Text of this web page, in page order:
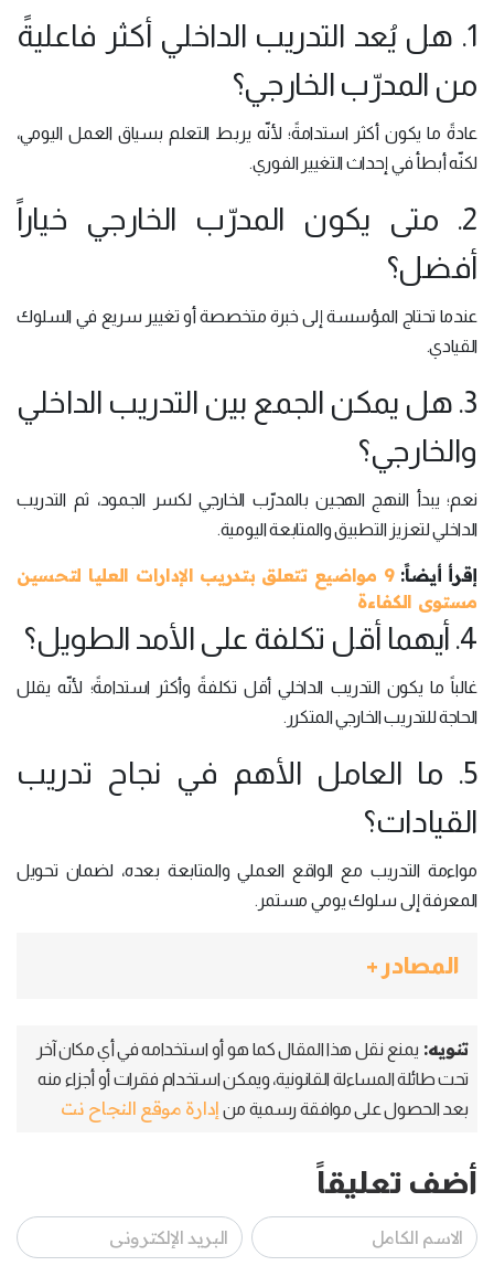
1. هل يُعد التدريب الداخلي أكثر فاعليةً
من المدرّب الخارجي؟
عادةً ما يكون أكثر استدامةً؛ لأنّه يربط التعلم بسياق العمل اليومي،
لكنّه أبطأ في إحداث التغيير الفوري.
2. متى يكون المدرّب الخارجي خياراً
أفضل؟
عندما تحتاج المؤسسة إلى خبرة متخصصة أو تغيير سريع في السلوك
القيادي.
3. هل يمكن الجمع بين التدريب الداخلي
والخارجي؟
نعم؛ يبدأ النهج الهجين بالمدرّب الخارجي لكسر الجمود، ثم التدريب
الداخلي لتعزيز التطبيق والمتابعة اليومية.
إقرأ أيضاً:
9 مواضيع تتعلق بتدريب الإدارات العليا لتحسين
مستوى الكفاءة
4. أيهما أقل تكلفة على الأمد الطويل؟
غالباً ما يكون التدريب الداخلي أقل تكلفةً وأكثر استدامةً؛ لأنّه يقلل
الحاجة للتدريب الخارجي المتكرر.
5. ما العامل الأهم في نجاح تدريب
القيادات؟
مواءمة التدريب مع الواقع العملي والمتابعة بعده، لضمان تحويل
المعرفة إلى سلوك يومي مستمر.
المصادر +
تنويه: يمنع نقل هذا المقال كما هو أو استخدامه في أي مكان آخر
تحت طائلة المساءلة القانونية، ويمكن استخدام فقرات أو أجزاء منه
بعد الحصول على موافقة رسمية من إدارة موقع النجاح نت
أضف تعليقاً